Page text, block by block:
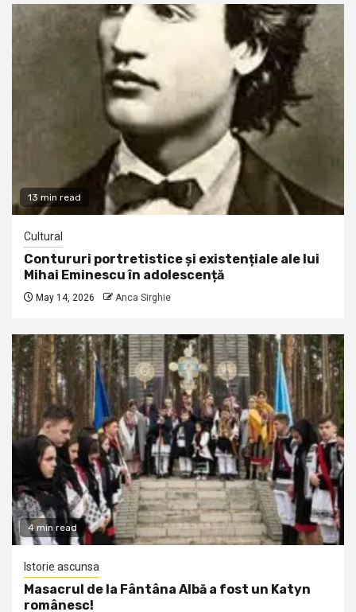
13 min read
Cultural
Contururi portretistice și existențiale ale lui
Mihai Eminescu în adolescență
May 14, 2026 Anca Sirghie
4 min read
Istorie ascunsa
Masacrul de la Fântâna Albă a fost un Katyn
românesc!